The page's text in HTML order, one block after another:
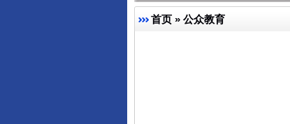
首页 » 公众教育